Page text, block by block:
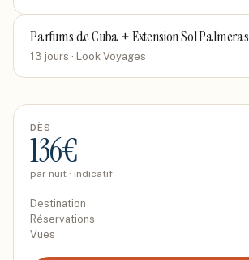
Parfums de Cuba + Extension Sol Palmeras
13 jours · Look Voyages
DÈS
136€
par nuit · indicatif
Destination
Réservations
Vues